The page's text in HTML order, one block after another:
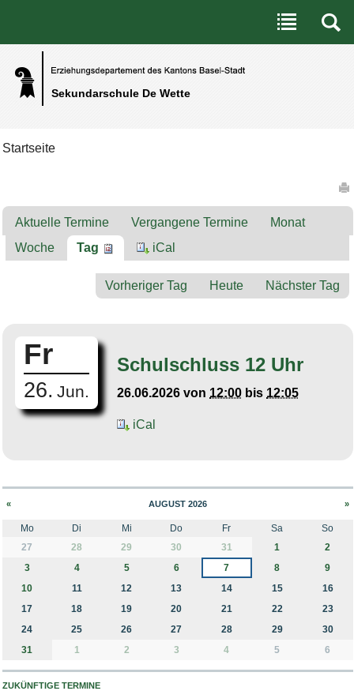
Sekundarschule De Wette
Benutzerspezifische Werkzeuge
Direkt zum Inhalt|Direkt zur Navigation
Startseite
Aktuelle Termine Vergangene Termine
Monat
Woche
Tag iCal
Vorheriger Tag Heute Nächster Tag
Fr
26. Jun.
Schulschluss 12 Uhr
26.06.2026 von 12:00 bis 12:05
iCal
« AUGUST 2026 »
month-8
Mo Di Mi Do Fr Sa
So
27
28 29 30 31 1
2
3
4 5 6 7 8
9
10
11 12 13 14 15
16
17
18 19 20 21 22
23
24
25 26 27 28 29
30
31
1 2 3 4 5 6
ZUKÜNFTIGE TERMINE